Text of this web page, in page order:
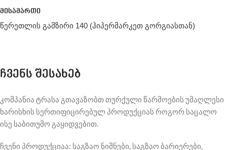
მისამართი
წერეთლის გამზირი 140 (ჰიპერმარკეთ გორგიასთან)
ჩვენს შესახებ
კომპანია ტრასა გთავაზობთ თურქული წარმოების უმაღლესი
ხარისხის სერთიფიცირებულ პროდუქციას როგორ საცალო
ისე საბითუმო გაყიდვებით.
ჩვენი პროდუქციაა: საგზაო ნიშნები, საგზაო ბარიერები,